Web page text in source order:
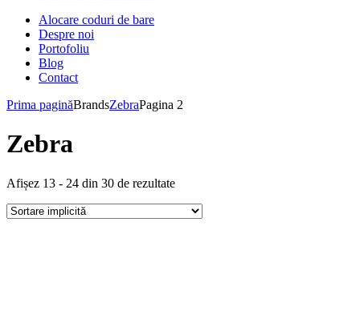
Alocare coduri de bare
Despre noi
Portofoliu
Blog
Contact
Prima paginăBrandsZebraPagina 2
Zebra
Afișez 13 - 24 din 30 de rezultate